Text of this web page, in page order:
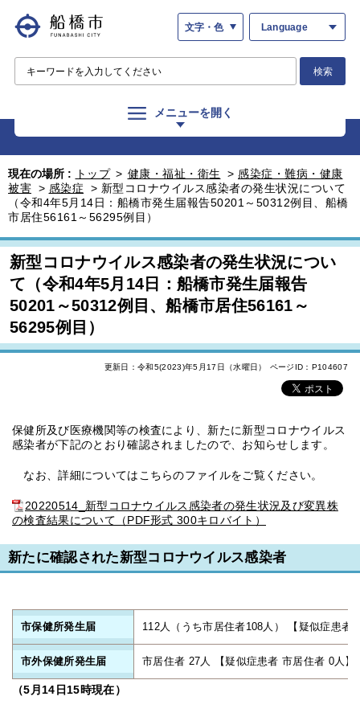
文字・色 Language
検索
メニューを開く
現在の場所 : トップ > 健康・福祉・衛生 > 感染症・難病・健康
被害 > 感染症 > 新型コロナウイルス感染者の発生状況について
（令和4年5月14日：船橋市発生届報告50201～50312例目、船橋
市居住56161～56295例目）
新型コロナウイルス感染者の発生状況につい
て（令和4年5月14日：船橋市発生届報告
50201～50312例目、船橋市居住56161～
56295例目）
更新日：令和5(2023)年5月17日（水曜日） ページID：P104607
保健所及び医療機関等の検査により、新たに新型コロナウイルス
感染者が下記のとおり確認されましたので、お知らせします。
なお、詳細についてはこちらのファイルをご覧ください。
20220514_新型コロナウイルス感染者の発生状況及び変異株
の検査結果について（PDF形式 300キロバイト）
新たに確認された新型コロナウイルス感染者
市保健所発生届 112人（うち市居住者108人） 【疑似症患
市外保健所発生届 市居住者 27人 【疑似症患者 市居住者 0人】
（5月14 日15時現在）